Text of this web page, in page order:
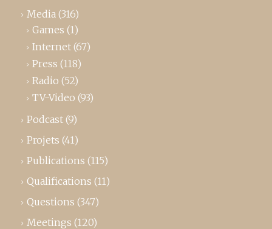
Media (316)
Games (1)
Internet (67)
Press (118)
Radio (52)
TV-Video (93)
Podcast (9)
Projets (41)
Publications (115)
Qualifications (11)
Questions (347)
Meetings (120)